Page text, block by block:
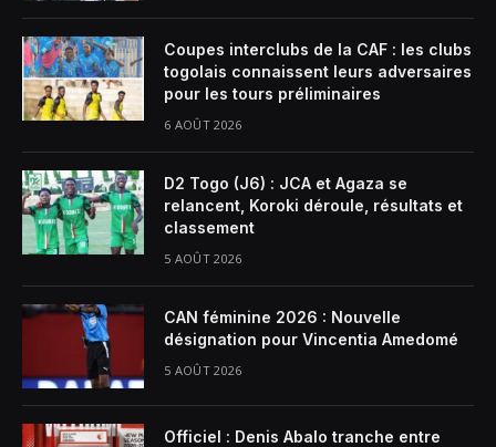
Coupes interclubs de la CAF : les clubs
togolais connaissent leurs adversaires
pour les tours préliminaires
6 AOÛT 2026
D2 Togo (J6) : JCA et Agaza se
relancent, Koroki déroule, résultats et
classement
5 AOÛT 2026
CAN féminine 2026 : Nouvelle
désignation pour Vincentia Amedomé
5 AOÛT 2026
Officiel : Denis Abalo tranche entre